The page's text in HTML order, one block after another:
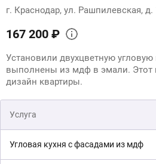
г. Краснодар, ул. Рашпилевская, д.
167 200 ₽
Установили двухцветную
выполнены из мдф в эмали. Этот
дизайн квартиры.
Услуга
Угловая кухня с фасадами из мдф